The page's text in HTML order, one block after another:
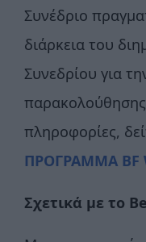
Συνέδριο
διάρκεια του
Συνεδρίου για
πληροφορίες,
ΠΡΟΓΡΑΜΜΑ BF
Σχετικά με το